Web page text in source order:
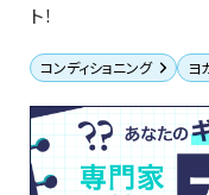
ト！
コンディショニング ヨ